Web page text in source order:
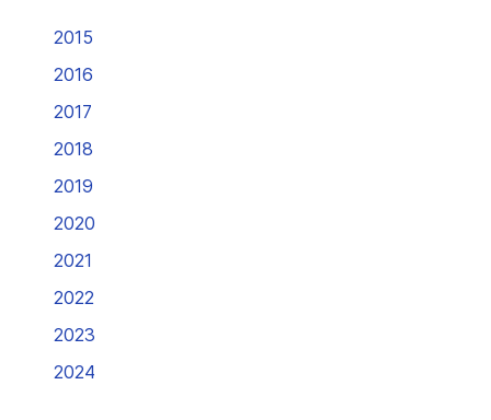
2015
2016
2017
2018
2019
2020
2021
2022
2023
2024